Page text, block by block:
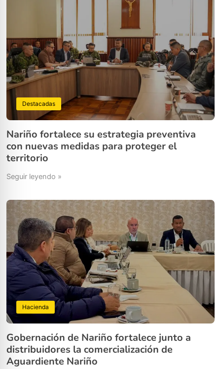
Destacadas
Nariño fortalece su estrategia preventiva
con nuevas medidas para proteger el
territorio
Seguir leyendo »
Hacienda
Gobernación de Nariño fortalece junto a
distribuidores la comercialización de
Aguardiente Nariño